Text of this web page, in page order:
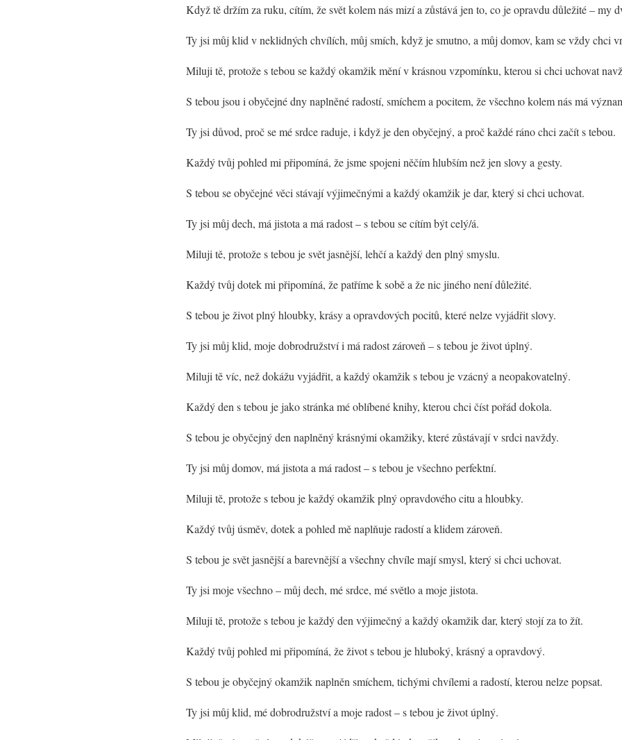
Když tě držím za ruku, cítím, že svět kolem nás mizí a zůstává jen to, co je opravdu důležité – my
Ty jsi můj klid v neklidných chvílích, můj smích, když je smutno, a můj domov, kam se vždy chci
Miluji tě, protože s tebou se každý okamžik mění v krásnou vzpomínku, kterou si chci uchovat
S tebou jsou i obyčejné dny naplněné radostí, smíchem a pocitem, že všechno kolem nás má
Ty jsi důvod, proč se mé srdce raduje, i když je den obyčejný, a proč každé ráno chci začít s tebou.
Každý tvůj pohled mi připomíná, že jsme spojeni něčím hlubším než jen slovy a gesty.
S tebou se obyčejné věci stávají výjimečnými a každý okamžik je dar, který si chci uchovat.
Ty jsi můj dech, má jistota a má radost – s tebou se cítím být celý/á.
Miluji tě, protože s tebou je svět jasnější, lehčí a každý den plný smyslu.
Každý tvůj dotek mi připomíná, že patříme k sobě a že nic jiného není důležité.
S tebou je život plný hloubky, krásy a opravdových pocitů, které nelze vyjádřit slovy.
Ty jsi můj klid, moje dobrodružství i má radost zároveň – s tebou je život úplný.
Miluji tě víc, než dokážu vyjádřit, a každý okamžik s tebou je vzácný a neopakovatelný.
Každý den s tebou je jako stránka mé oblíbené knihy, kterou chci číst pořád dokola.
S tebou je obyčejný den naplněný krásnými okamžiky, které zůstávají v srdci navždy.
Ty jsi můj domov, má jistota a má radost – s tebou je všechno perfektní.
Miluji tě, protože s tebou je každý okamžik plný opravdového citu a hloubky.
Každý tvůj úsměv, dotek a pohled mě naplňuje radostí a klidem zároveň.
S tebou je svět jasnější a barevnější a všechny chvíle mají smysl, který si chci uchovat.
Ty jsi moje všechno – můj dech, mé srdce, mé světlo a moje jistota.
Miluji tě, protože s tebou je každý den výjimečný a každý okamžik dar, který stojí za to žít.
Každý tvůj pohled mi připomíná, že život s tebou je hluboký, krásný a opravdový.
S tebou je obyčejný okamžik naplněn smíchem, tichými chvílemi a radostí, kterou nelze popsat.
Ty jsi můj klid, mé dobrodružství a moje radost – s tebou je život úplný.